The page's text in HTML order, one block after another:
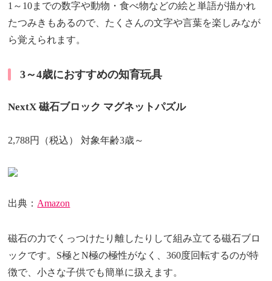
1～10までの数字や動物・食べ物などの絵と単語が描かれ
たつみきもあるので、たくさんの文字や言葉を楽しみなが
ら覚えられます。
3～4歳におすすめの知育玩具
NextX 磁石ブロック マグネットパズル
2,788円（税込） 対象年齢3歳～
出典： Amazon
磁石の力でくっつけたり離したりして組み立てる磁石ブロ
ックです。S極とN極の極性がなく、360度回転するのが特
徴で、小さな子供でも簡単に扱えます。